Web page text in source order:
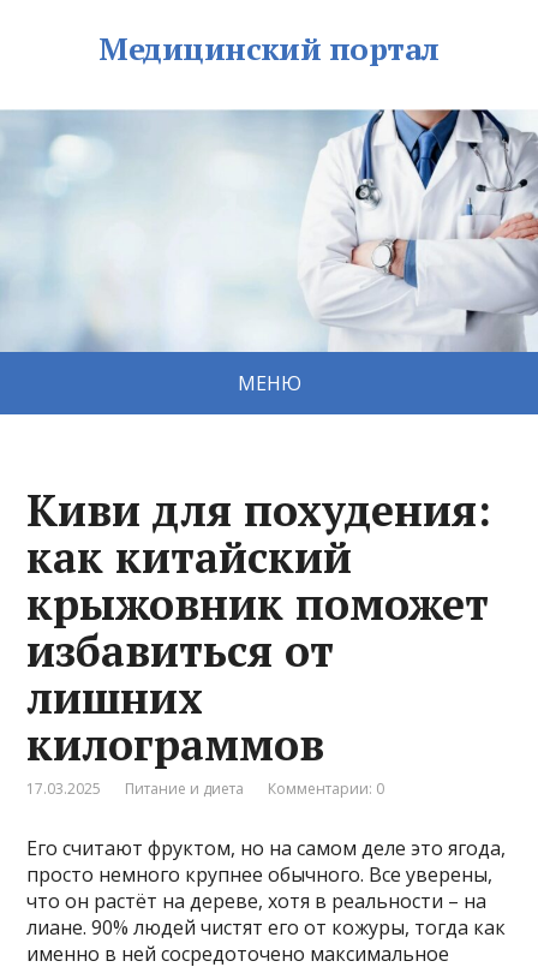
Медицинский портал
МЕНЮ
Киви для похудения:
как китайский
крыжовник поможет
избавиться от
лишних
килограммов
17.03.2025 Питание и диета Комментарии: 0
Его считают фруктом, но на самом деле это ягода,
просто немного крупнее обычного. Все уверены,
что он растёт на дереве, хотя в реальности – на
лиане. 90% людей чистят его от кожуры, тогда как
именно в ней сосредоточено максимальное